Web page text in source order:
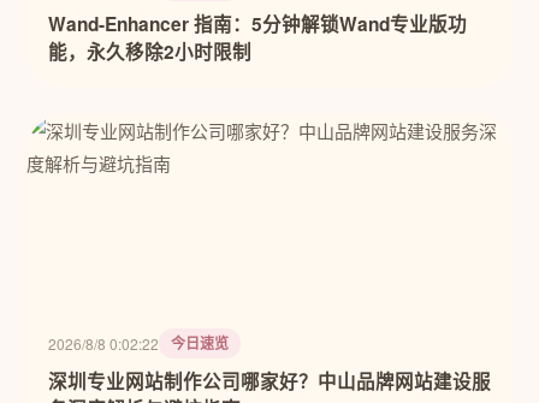
Wand-Enhancer 指南：5分钟解锁Wand专业版功
能，永久移除2小时限制
2026/8/8 0:02:22 今日速览
深圳专业网站制作公司哪家好？中山品牌网站建设服